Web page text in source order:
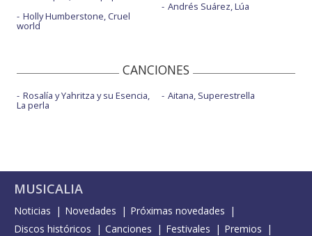
Holly Humberstone, Cruel
world
Andrés Suárez, Lúa
CANCIONES
Rosalía y Yahritza y su Esencia,
La perla
Aitana, Superestrella
MUSICALIA
Noticias Novedades
Próximas novedades
Discos históricos
Canciones Festivales
Premios